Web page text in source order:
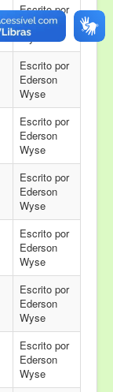
Escrito por
Ederson
Wyse
Escrito por
Ederson
Wyse
Escrito por
Ederson
Wyse
Escrito por
Ederson
Wyse
Escrito por
Ederson
Wyse
Escrito por
Ederson
Wyse
Escrito por
Ederson
Wyse